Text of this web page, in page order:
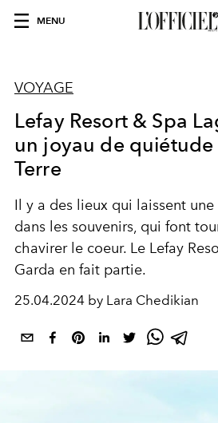
MENU
VOYAGE
Lefay Resort & Spa
un joyau de
Terre
Il y a des lieux qui laissent
dans les souvenirs, qui font
chavirer le coeur. Le Lefay
Garda en fait partie.
25.04.2024 by Lara Chedikian